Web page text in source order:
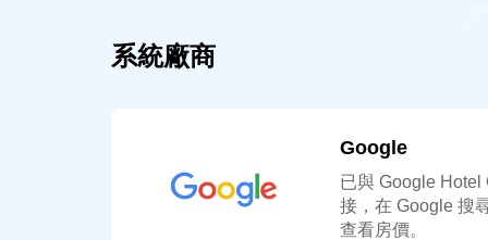
系統廠商
Google
已與 Google Hotel
接，在 Google 搜
查看房價。